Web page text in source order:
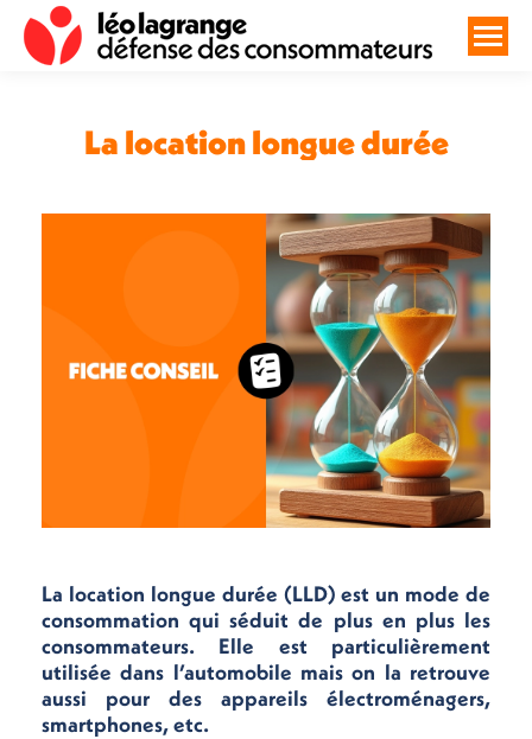
La location longue durée
La location longue durée (LLD) est un mode de
consommation qui séduit de plus en plus les
consommateurs. Elle est particulièrement
utilisée dans l’automobile mais on la retrouve
aussi pour des appareils électroménagers,
smartphones, etc.